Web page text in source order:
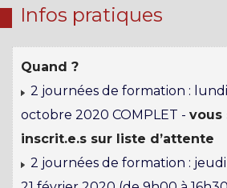
Infos pratiques
Quand ?
2 journées de formation :
octobre 2020 COMPLET - vous
inscrit.e.s sur liste d’attente
2 journées de formation :